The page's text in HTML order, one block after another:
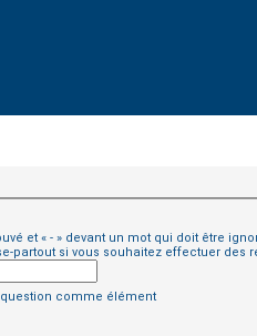
et « - » devant un mot qui doit être
partout si vous souhaitez effectuer des
comme élément